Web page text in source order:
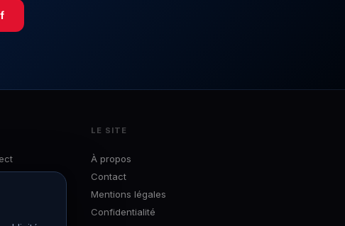
LE SITE
À propos
Contact
Mentions légales
Confidentialité